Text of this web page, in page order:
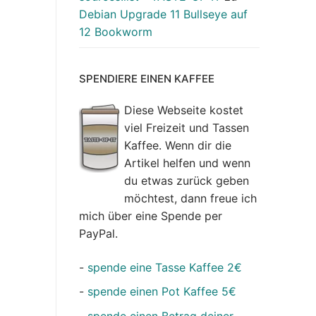
Debian Upgrade 11 Bullseye auf
12 Bookworm
SPENDIERE EINEN KAFFEE
Diese Webseite kostet
viel Freizeit und Tassen
Kaffee. Wenn dir die
Artikel helfen und wenn
du etwas zurück geben
möchtest, dann freue ich
mich über eine Spende per
PayPal.
- spende eine Tasse Kaffee 2€
- spende einen Pot Kaffee 5€